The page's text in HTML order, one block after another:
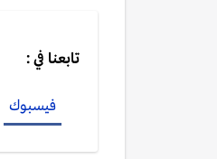
تابعنا في :
فيسبوك